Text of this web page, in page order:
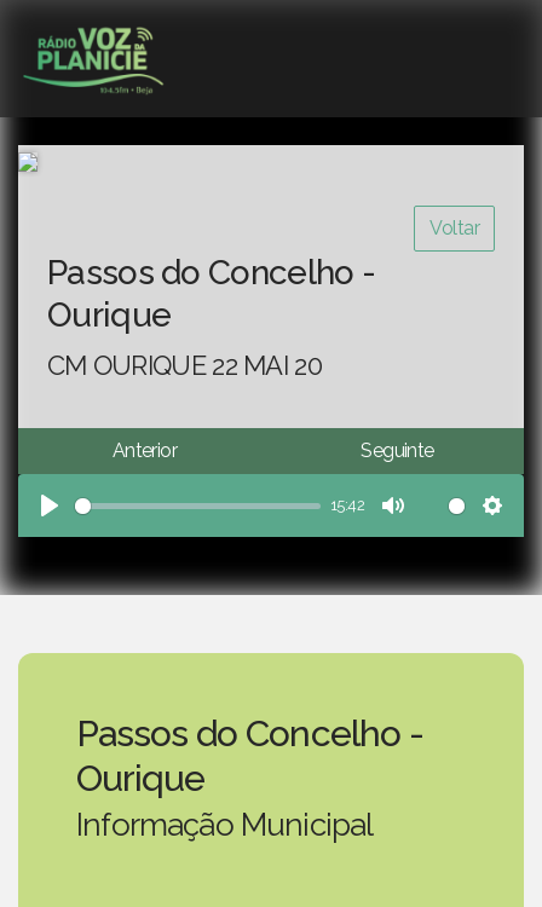
Voltar
Passos do Concelho -
Ourique
CM OURIQUE 22 MAI 20
Anterior Seguinte
Play
15:42
Mute
Passos do Concelho -
Ourique
Informação Municipal